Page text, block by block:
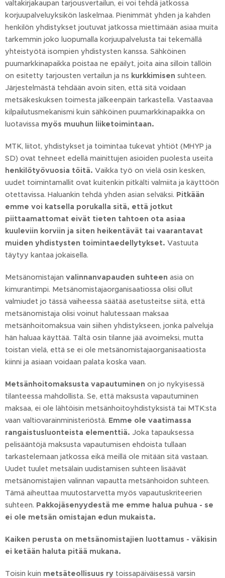
valtakirjakaupan tarjousvertailun, ei voi tehdä jatkossa
korjuupalveluyksikön laskelmaa. Pienimmät yhden ja kahden
henkilön yhdistykset joutuvat jatkossa miettimään asiaa muita
tarkemmin joko luopumalla korjuupalvelusta tai tekemällä
yhteistyötä isompien yhdistysten kanssa. Sähköinen
puumarkkinapaikka poistaa ne epäilyt, joita aina silloin tällöin
on esitetty tarjousten vertailun ja ns kurkkimisen suhteen.
Järjestelmästä tehdään avoin siten, että sitä voidaan
metsäkeskuksen toimesta jälkeenpäin tarkastella. Vastaavaa
kilpailutusmekanismi kuin sähköinen puumarkkinapaikka on
luotavissa myös muuhun liiketoimintaan.
MTK, liitot, yhdistykset ja toimintaa tukevat yhtiöt (MHYP ja
SD) ovat tehneet edellä mainittujen asioiden puolesta useita
henkilötyövuosia töitä. Vaikka työ on vielä osin kesken,
uudet toimintamallit ovat kuitenkin pitkälti valmiita ja käyttöön
otettavissa. Haluankin tehdä yhden asian selväksi. Pitkään
emme voi katsella porukalla sitä, että jotkut
piittaamattomat eivät tieten tahtoen ota asiaa
kuuleviin korviin ja siten heikentävät tai vaarantavat
muiden yhdistysten toimintaedellytykset. Vastuuta
täytyy kantaa jokaisella.
Metsänomistajan valinnanvapauden suhteen asia on
kimurantimpi. Metsänomistajaorganisaatiossa olisi ollut
valmiudet jo tässä vaiheessa säätää asetusteitse siitä, että
metsänomistaja olisi voinut halutessaan maksaa
metsänhoitomaksua vain siihen yhdistykseen, jonka palveluja
hän haluaa käyttää. Tältä osin tilanne jää avoimeksi, mutta
toistan vielä, että se ei ole metsänomistajaorganisaatiosta
kiinni ja asiaan voidaan palata koska vaan.
Metsänhoitomaksusta vapautuminen on jo nykyisessä
tilanteessa mahdollista. Se, että maksusta vapautuminen
maksaa, ei ole lähtöisin metsänhoitoyhdistyksistä tai MTK:sta
vaan valtiovarainministeriöstä. Emme ole vaatimassa
rangaistusluonteista elementtiä. Joka tapauksessa
pelisääntöjä maksusta vapautumisen ehdoista tullaan
tarkastelemaan jatkossa eikä meillä ole mitään sitä vastaan.
Uudet tuulet metsälain uudistamisen suhteen lisäävät
metsänomistajien valinnan vapautta metsänhoidon suhteen.
Tämä aiheuttaa muutostarvetta myös vapautuskriteerien
suhteen. Pakkojäsenyydestä me emme halua puhua - se
ei ole metsän omistajan edun mukaista.
Kaiken perusta on metsänomistajien luottamus - väkisin
ei ketään haluta pitää mukana.
Toisin kuin metsäteollisuus ry toissapäiväisessä varsin